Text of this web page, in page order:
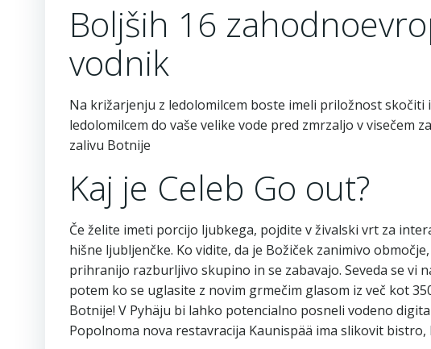
Boljših 16
vodnik
Na križarjenju z ledolomilcem boste imeli priložnost skočiti
ledolomilcem do vaše velike vode pred zmrzaljo v visečem
zalivu Botnije
Kaj je Celeb Go out?
Če želite imeti porcijo ljubkega, pojdite v živalski vrt za
hišne ljubljenčke. Ko vidite, da je Božiček zanimivo
prihranijo razburljivo skupino in se zabavajo. Seveda se vi
potem ko se uglasite z novim grmečim glasom iz več kot
Botnije! V Pyhäju bi lahko potencialno posneli vodeno
Popolnoma nova restavracija Kaunispää ima slikovit